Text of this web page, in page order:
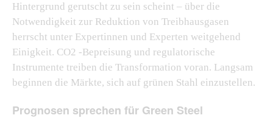
Hintergrund gerutscht zu sein scheint – über die
Notwendigkeit zur Reduktion von Treibhausgasen
herrscht unter Expertinnen und Experten weitgehend
Einigkeit. CO2 -Bepreisung und regulatorische
Instrumente treiben die Transformation voran. Langsam
beginnen die Märkte, sich auf grünen Stahl einzustellen.
Prognosen sprechen für Green Steel